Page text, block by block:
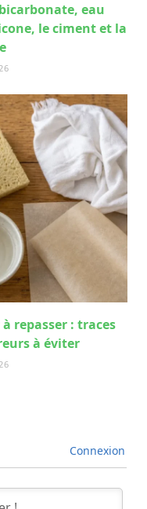
eau
le ciment et la
repasser : traces
à éviter
Connexion